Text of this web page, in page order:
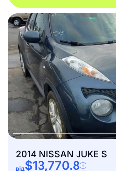
2014 NISSAN JUKE S
від$13,770.8